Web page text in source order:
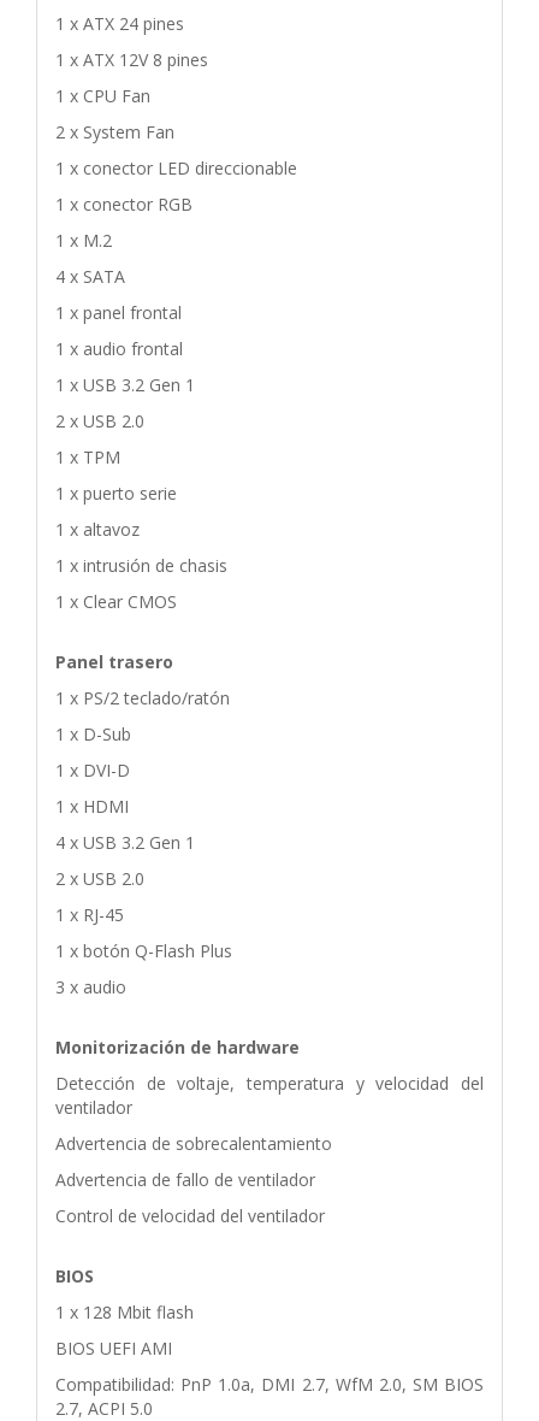
1 x ATX 24 pines
1 x ATX 12V 8 pines
1 x CPU Fan
2 x System Fan
1 x conector LED direccionable
1 x conector RGB
1 x M.2
4 x SATA
1 x panel frontal
1 x audio frontal
1 x USB 3.2 Gen 1
2 x USB 2.0
1 x TPM
1 x puerto serie
1 x altavoz
1 x intrusión de chasis
1 x Clear CMOS
Panel trasero
1 x PS/2 teclado/ratón
1 x D-Sub
1 x DVI-D
1 x HDMI
4 x USB 3.2 Gen 1
2 x USB 2.0
1 x RJ-45
1 x botón Q-Flash Plus
3 x audio
Monitorización de hardware
Detección de voltaje, temperatura y velocidad del
ventilador
Advertencia de sobrecalentamiento
Advertencia de fallo de ventilador
Control de velocidad del ventilador
BIOS
1 x 128 Mbit flash
BIOS UEFI AMI
Compatibilidad: PnP 1.0a, DMI 2.7, WfM 2.0, SM BIOS
2.7, ACPI 5.0